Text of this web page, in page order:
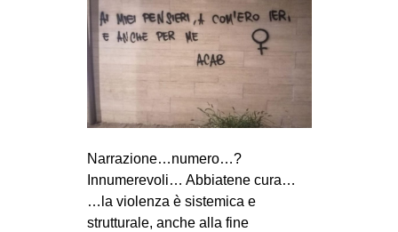
Narrazione…numero…?
Innumerevoli… Abbiatene cura…
…la violenza è sistemica e
strutturale, anche alla fine